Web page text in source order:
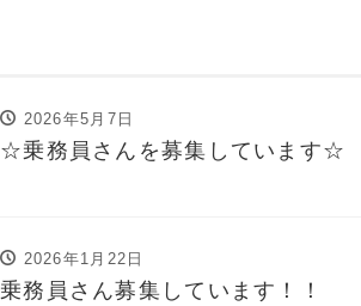
2026年5月7日
☆乗務員さんを募集しています☆
2026年1月22日
乗務員さん募集しています！！